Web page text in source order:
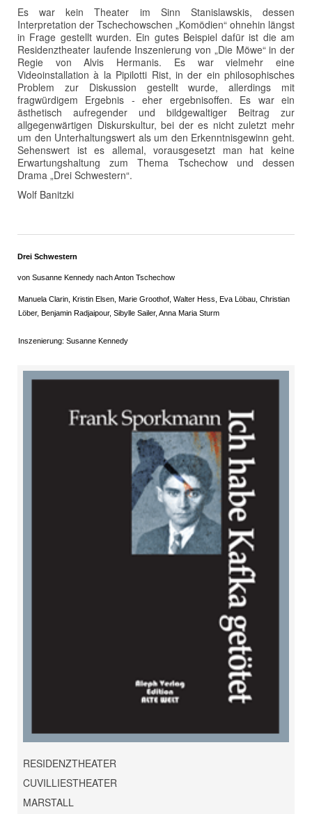
Es war kein Theater im Sinn Stanislawskis, dessen
Interpretation der Tschechowschen „Komödien“ ohnehin längst
in Frage gestellt wurden. Ein gutes Beispiel dafür ist die am
Residenztheater laufende Inszenierung von „Die Möwe“ in der
Regie von Alvis Hermanis. Es war vielmehr eine
Videoinstallation à la Pipilotti Rist, in der ein philosophisches
Problem zur Diskussion gestellt wurde, allerdings mit
fragwürdigem Ergebnis - eher ergebnisoffen. Es war ein
ästhetisch aufregender und bildgewaltiger Beitrag zur
allgegenwärtigen Diskurskultur, bei der es nicht zuletzt mehr
um den Unterhaltungswert als um den Erkenntnisgewinn geht.
Sehenswert ist es allemal, vorausgesetzt man hat keine
Erwartungshaltung zum Thema Tschechow und dessen
Drama „Drei Schwestern“.
Wolf Banitzki
Drei Schwestern
von Susanne Kennedy nach Anton Tschechow
Manuela Clarin, Kristin Elsen, Marie Groothof, Walter Hess, Eva Löbau, Christian
Löber, Benjamin Radjaipour, Sibylle Sailer, Anna Maria Sturm
Inszenierung: Susanne Kennedy
RESIDENZTHEATER
CUVILLIESTHEATER
MARSTALL